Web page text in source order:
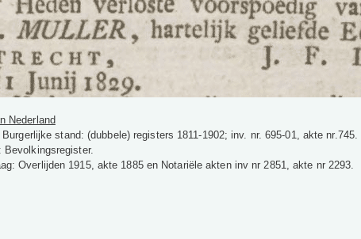
Nederland
stand: (dubbele) registers 1811-1902; inv. nr. 695-01, akte nr.745.
Overlijden 1915, akte 1885 en Notariële akten inv nr 2851, akte nr 2293.